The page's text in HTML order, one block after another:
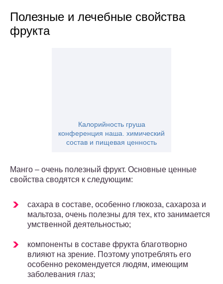
Полезные и лечебные свойства
фрукта
Калорийность груша
конференция наша. химический
состав и пищевая ценность
Манго – очень полезный фрукт. Основные ценные
свойства сводятся к следующим:
сахара в составе, особенно глюкоза, сахароза и
мальтоза, очень полезны для тех, кто занимается
умственной деятельностью;
компоненты в составе фрукта благотворно
влияют на зрение. Поэтому употреблять его
особенно рекомендуется людям, имеющим
заболевания глаз;